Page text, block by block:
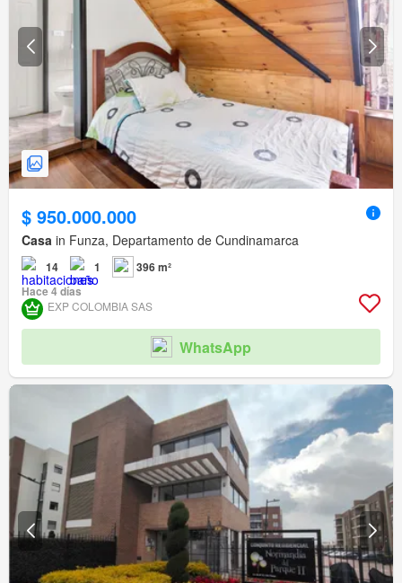
$ 950.000.000
Casa in Funza, Departamento de Cundinamarca
14 1
396 m²
Hace 4 días
EXP COLOMBIA SAS
WhatsApp